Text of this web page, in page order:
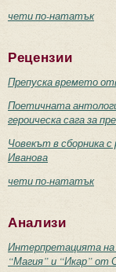
чети по-нататък
Рецензии
Препуска времето
Поетичната
героическа сага за
Човекът в сборника
Иванова
чети по-нататък
Анализи
Интерпретацията
“Магия” и “Икар” от